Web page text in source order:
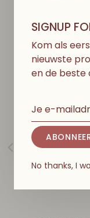
T N
SIGNUP
Kom als
nieuwste
en de beste
No thanks, I